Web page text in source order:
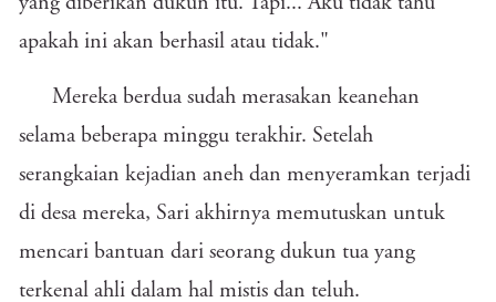
apakah ini akan berhasil atau tidak."
Mereka berdua sudah merasakan keanehan
selama beberapa minggu terakhir. Setelah
serangkaian kejadian aneh dan menyeramkan terjadi
di desa mereka, Sari akhirnya memutuskan untuk
mencari bantuan dari seorang dukun tua yang
terkenal ahli dalam hal mistis dan teluh.